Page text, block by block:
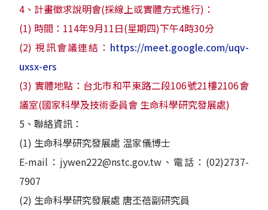
4、計畫徵求說明會(採線上或實體方式進行)：
(1) 時間：114年9月11日(星期四)下午4時30分
(2) 視訊會議連結： https://meet.google.com/uqv-
uxsx-ers
(3) 實體地點：台北市和平東路二段106號21樓2106會
議室(國家科學及技術委員會 生命科學研究發展處)
5、聯絡資訊：
(1) 生命科學研究發展處 温家儀博士
E-mail：jywen222@nstc.gov.tw、電話：(02)2737-
7907
(2) 生命科學研究發展處 唐丕蓓副研究員